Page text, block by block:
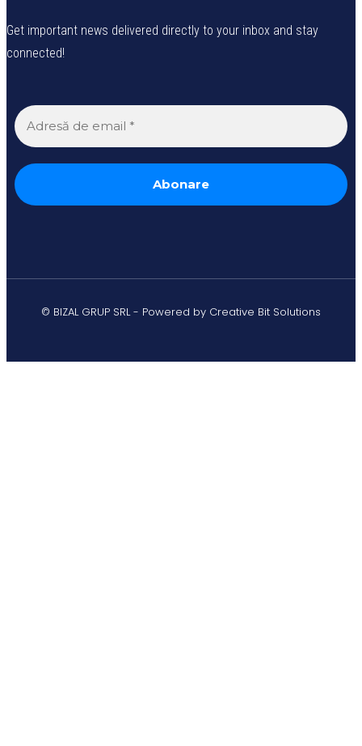
Get important news delivered directly to your inbox and stay
connected!
© BIZAL GRUP SRL - Powered by Creative Bit Solutions